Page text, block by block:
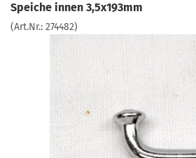
Speiche innen 3,5x193mm
(Art.Nr.: 274482)